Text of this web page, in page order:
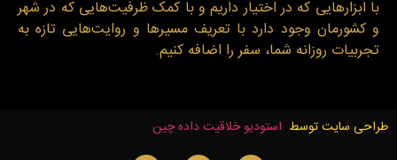
با ابزارهایی که در اختیار داریم و با کمک ظرفیت‌هایی که در شهر
و کشورمان وجود دارد با تعریف مسیرها و روایت‌هایی تازه به
تجربیات روزانه شما، سفر را اضافه کنیم.
طراحی سایت توسط استودیو خلاقیت داده چین